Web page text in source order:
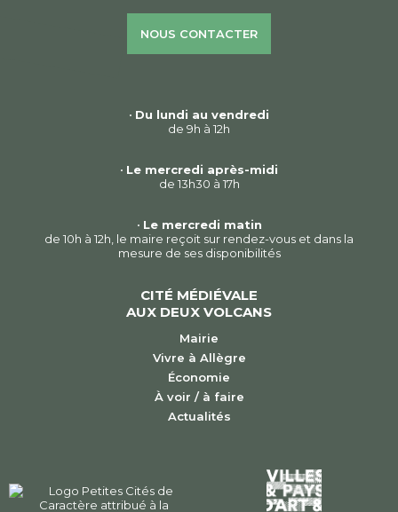
NOUS CONTACTER
• Du lundi au vendredi
de 9h à 12h
• Le mercredi après-midi
de 13h30 à 17h
• Le mercredi matin
de 10h à 12h, le maire reçoit sur rendez-vous et dans la
mesure de ses disponibilités
CITÉ MÉDIÉVALE
AUX DEUX VOLCANS
Mairie
Vivre à Allègre
Économie
À voir / à faire
Actualités